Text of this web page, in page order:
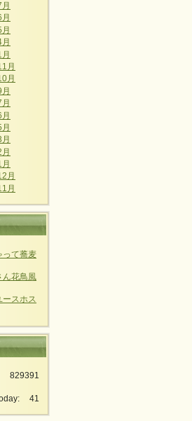
月
月
月
月
って蕎麦
ん花鳥風
ースホス
829391
41